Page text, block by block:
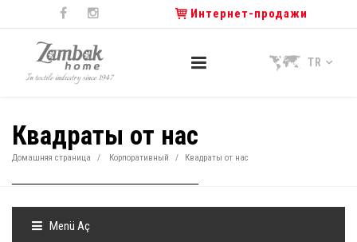
Интернет-продажи
TR
Квадраты от нас
Домашняя страница Корпоративный Квадраты от нас
Menü Aç